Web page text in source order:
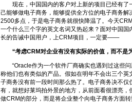
现在，中国国内的客户对上新的项目已经有了
己能够做电子商务，能够提供全方位的电子商务
2500多点，于是电子商务就很快降温了。今天
一个什么三个字的英文名词又热起来？面对中国
长的告诫中国用户，上CRM项目，一定要——
“考虑CRM对企业有没有实际的价值，而不是
“Oracle作为一个软件厂商确实也遇到过这些问
称他们也有类似的产品。假如在明年不会出三个
子商务没有前一段时间那么热了。电子商务决不
有，就想好莱坞拍外景的地方，从前面看很漂亮
做CRM的部分，而是将企业整个向电子商务方面